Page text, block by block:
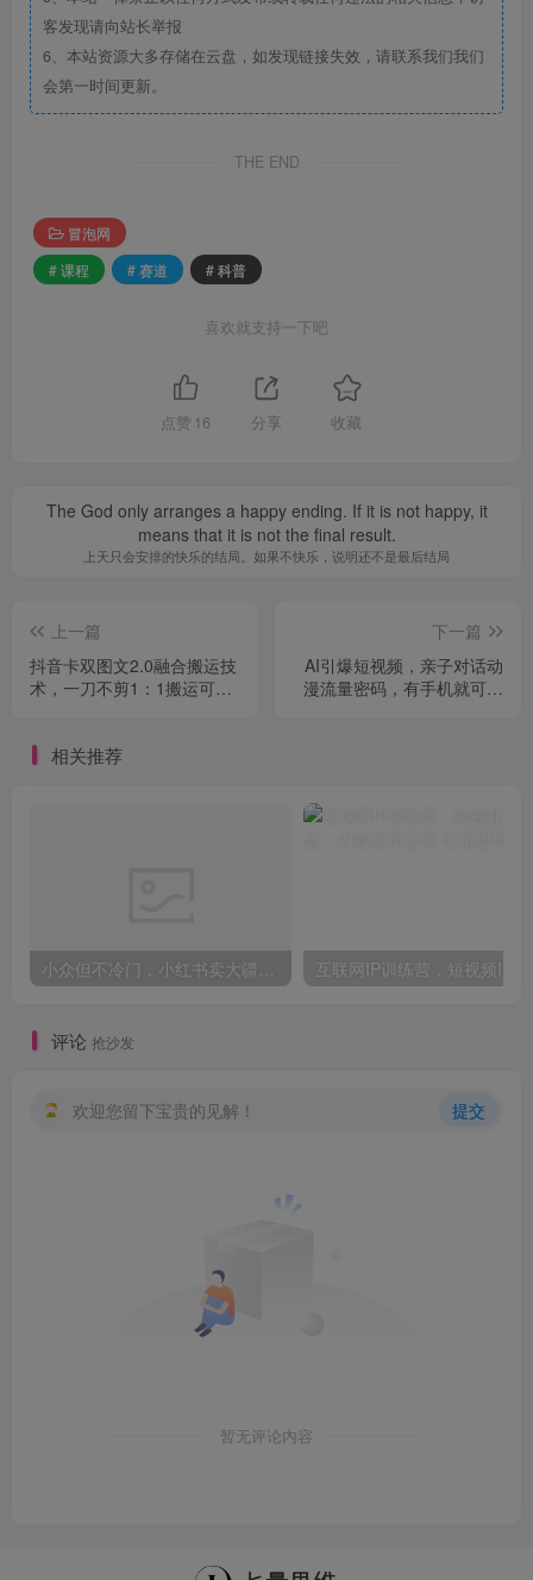
客发现请向站长举报
6、本站资源大多存储在云盘，如发现链接失效，请联系我们我们
会第一时间更新。
THE END
冒泡网
# 课程
# 赛道 # 科普
喜欢就支持一下吧
点赞 16 分享 收藏
The God only arranges a happy ending. If it is not happy, it
means that it is not the final result.
上天只会安排的快乐的结局。如果不快乐，说明还不是最后结局
上一篇
抖音卡双图文2.0融合搬运技
术，一刀不剪1：1搬运可挂
下一篇
AI引爆短视频，亲子对话动
漫流量密码，有手机就可以
相关推荐
评论 抢沙发
欢迎您留下宝贵的见解！ 提交
暂无评论内容